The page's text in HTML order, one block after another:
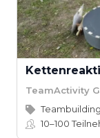
TeamActivity
Teambuilding
10–100